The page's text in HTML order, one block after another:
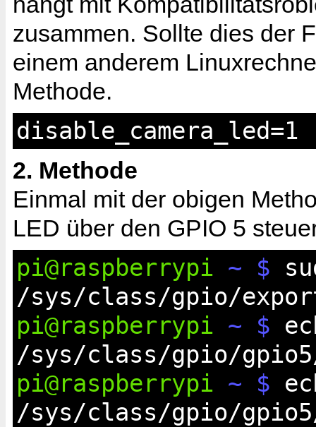
zusammen. Sollte dies der
einem anderem
Methode.
disable_camera_led=1
2. Methode
Einmal mit der obigen
LED über den GPIO 5
pi@raspberrypi ~ $
/sys/class/gpio/
pi@raspberrypi ~ $
/sys/class/gpio/
pi@raspberrypi ~ $
/sys/class/gpio/